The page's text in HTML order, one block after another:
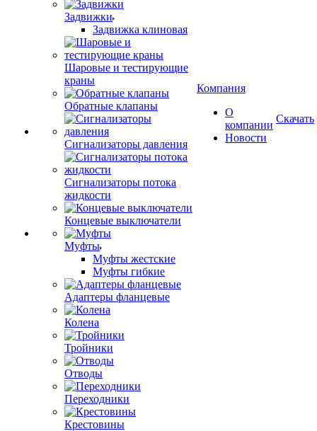
Задвижки
Задвижка клиновая
Шаровые и тестирующие
краны
Обратные клапаны
Сигнализаторы давления
Сигнализаторы потока
жидкости
Концевые выключатели
Муфты
Муфты жестские
Муфты гибкие
Адаптеры фланцевые
Колена
Тройники
Отводы
Переходники
Крестовины
Компания
О
компании
Новости
Скачать